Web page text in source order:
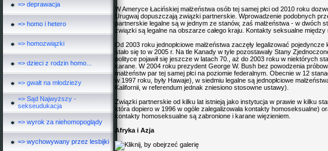
=> deprawacja
=> homo i hetero
=> homozwiązki
=> dzieci z rodzin homo...
=> gwałt na młodzieży
=> Sąd Najwyższy -
sekseudukacja
=> wyrok za niehomopoglądy
=> wychowywany przez lesbijki
W Ameryce Łacińskiej małżeństwa osób tej samej płci od 2010 roku
Urugwaj dopuszczają związki partnerskie. Wprowadzenie podobnych
partnerskie legalne są w jednym ze stanów, zaś małżeństwa - w dwóch
związki są legalne na obszarze całego kraju. Kontakty seksualne
Od 2003 roku jednopłciowe małżeństwa zaczęły legalizować
stało się to w 2005 r. Na tle Kanady w tyle pozostawały Stany
polityce pojawił się jeszcze w latach 70., aż do 2003 roku w niektórych
karane. W 2004 roku prezydent George W. Bush bez powodzenia
małżeństw par tej samej płci na poziomie federalnym. Obecnie w 12
w 1997 roku, były Hawaje), w siedmiu legalne są jednopłciowe
Kalifornii, w referendum jednak zniesiono stosowne ustawy).
Związki partnerskie od kilku lat istnieją jako instytucja w prawie w kilku
która dopiero w 1996 w ogóle zalegalizowała kontakty homoseksualne)
kontakty homoseksualne są zabronione i karane więzieniem.
Afryka i Azja